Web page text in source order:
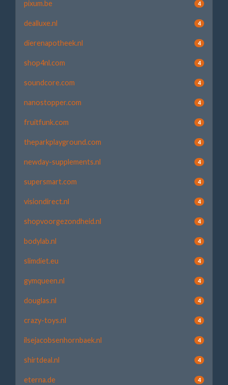
pixum.be 4
dealluxe.nl 4
dierenapotheek.nl 4
shop4nl.com 4
soundcore.com 4
nanostopper.com 4
fruitfunk.com 4
theparkplayground.com 4
newday-supplements.nl 4
supersmart.com 4
visiondirect.nl 4
shopvoorgezondheid.nl 4
bodylab.nl 4
slimdiet.eu 4
gymqueen.nl 4
douglas.nl 4
crazy-toys.nl 4
ilsejacobsenhornbaek.nl 4
shirtdeal.nl 4
eterna.de 4